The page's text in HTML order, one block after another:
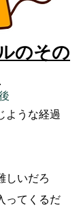
のその
後
ような経過
しいだろ
ってくるだ